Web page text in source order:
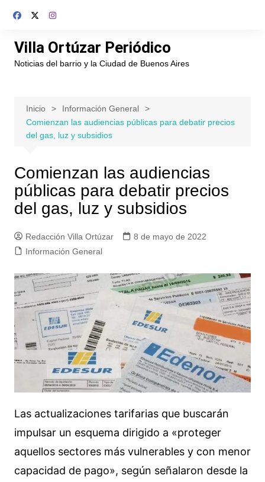
Villa Ortúzar Periódico
Noticias del barrio y la Ciudad de Buenos Aires
Inicio
Información General
Comienzan las audiencias públicas para debatir precios
del gas, luz y subsidios
Comienzan las audiencias
públicas para debatir precios
del gas, luz y subsidios
Redacción Villa Ortúzar
8 de mayo de 2022
Información General
Las actualizaciones tarifarias que buscarán
impulsar un esquema dirigido a «proteger
aquellos sectores más vulnerables y con menor
capacidad de pago», según señalaron desde la